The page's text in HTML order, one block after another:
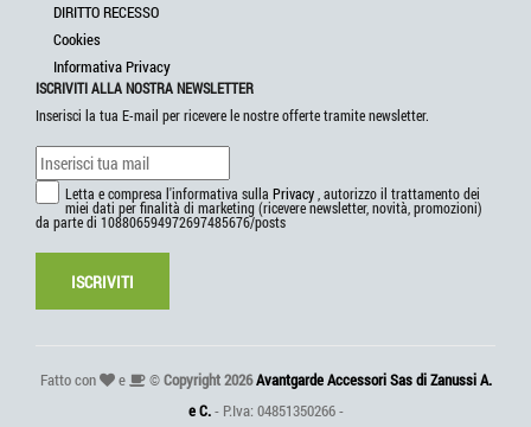
DIRITTO RECESSO
Cookies
Informativa Privacy
ISCRIVITI ALLA NOSTRA NEWSLETTER
Inserisci la tua E-mail per ricevere le nostre offerte tramite newsletter.
Letta e compresa l'informativa sulla Privacy , autorizzo il trattamento dei
miei dati per finalità di marketing (ricevere newsletter, novità, promozioni)
da parte di 108806594972697485676/posts
ISCRIVITI
Fatto con e ©Copyright 2026Avantgarde Accessori Sas di Zanussi A.
e C.- P.Iva: 04851350266 -